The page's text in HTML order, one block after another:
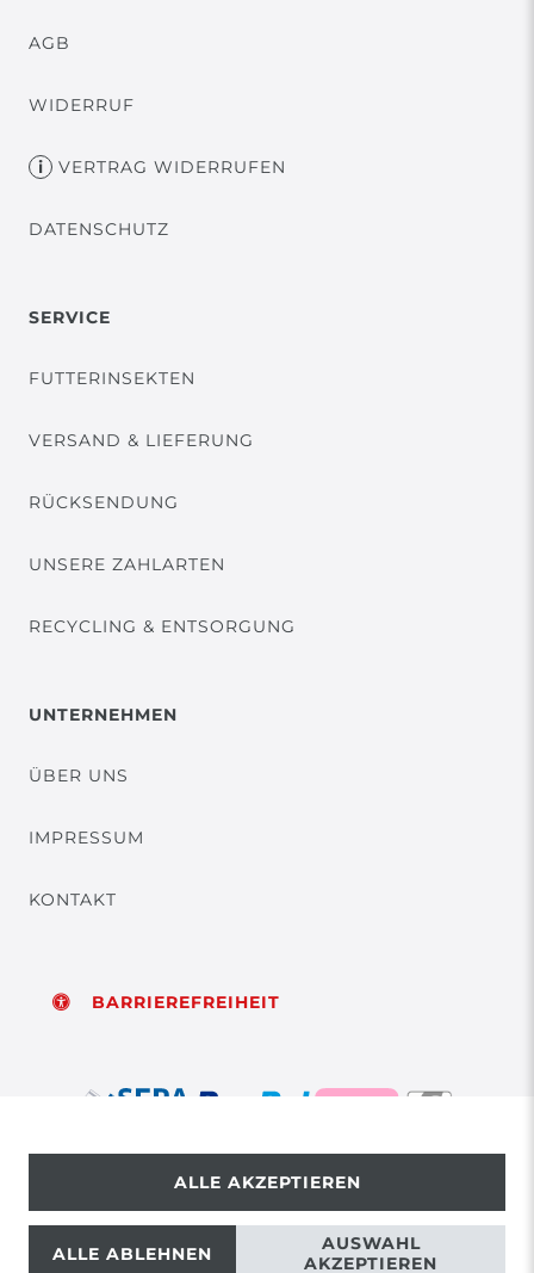
AGB
WIDERRUF
VERTRAG WIDERRUFEN
DATENSCHUTZ
SERVICE
FUTTERINSEKTEN
VERSAND & LIEFERUNG
RÜCKSENDUNG
UNSERE ZAHLARTEN
RECYCLING & ENTSORGUNG
UNTERNEHMEN
ÜBER UNS
IMPRESSUM
KONTAKT
BARRIEREFREIHEIT
© Copyright 2026 | Alle Rechte vorbehalten.
ALLE AKZEPTIEREN
ALLE ABLEHNEN
AUSWAHL
AKZEPTIEREN